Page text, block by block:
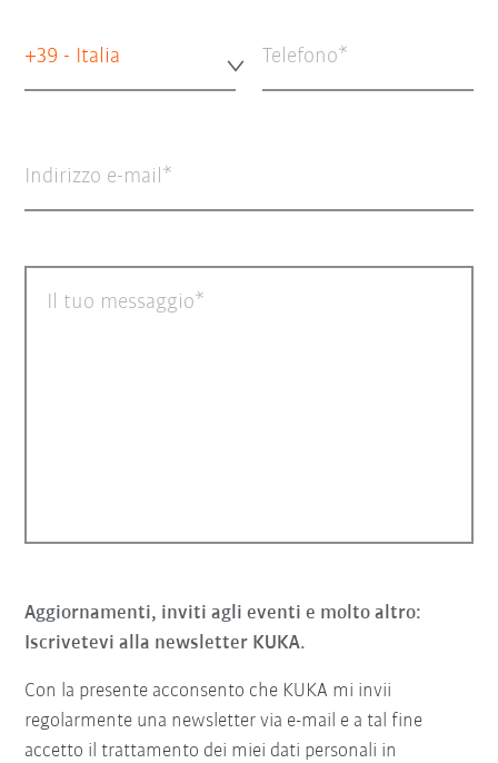
+39 - Italia Telefono
Indirizzo e-mail
Il tuo messaggio
Aggiornamenti, inviti agli eventi e molto altro:
Iscrivetevi alla newsletter KUKA.
Con la presente acconsento che KUKA mi invii
regolarmente una newsletter via e-mail e a tal fine
accetto il trattamento dei miei dati personali in